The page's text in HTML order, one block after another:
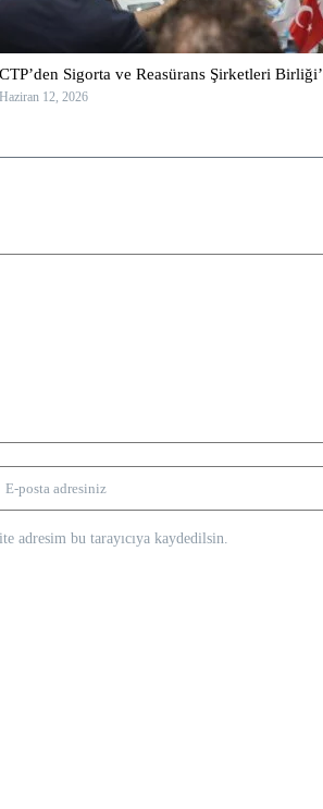
CTP’den Sigorta ve Reasürans Şirketleri
Haziran 12, 2026
adresim bu tarayıcıya kaydedilsin.